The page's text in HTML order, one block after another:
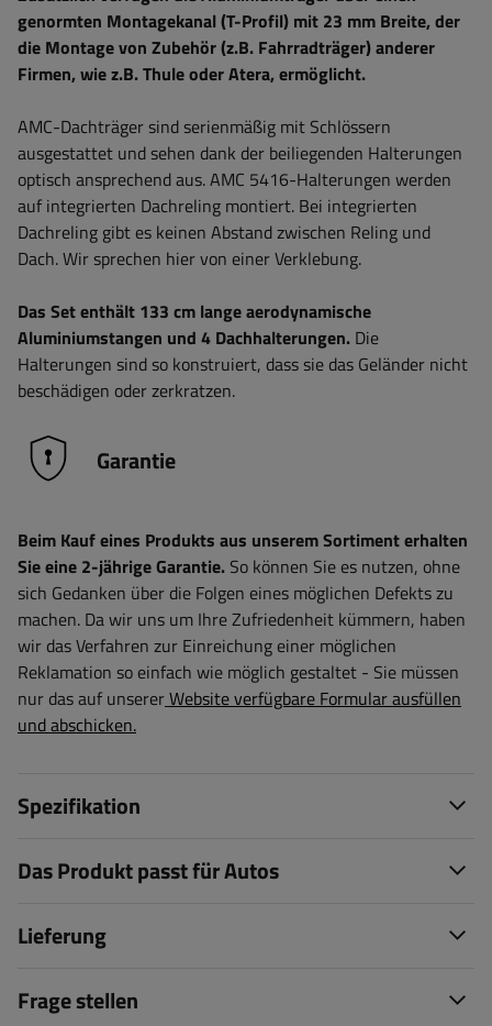
genormten Montagekanal (T-Profil) mit 23 mm Breite, der
die Montage von Zubehör (z.B. Fahrradträger) anderer
Firmen, wie z.B. Thule oder Atera, ermöglicht.
AMC-Dachträger sind serienmäßig mit Schlössern
ausgestattet und sehen dank der beiliegenden Halterungen
optisch ansprechend aus. AMC 5416-Halterungen werden
auf integrierten Dachreling montiert. Bei integrierten
Dachreling gibt es keinen Abstand zwischen Reling und
Dach. Wir sprechen hier von einer Verklebung.
Das Set enthält 133 cm lange aerodynamische
Aluminiumstangen und 4 Dachhalterungen. Die
Halterungen sind so konstruiert, dass sie das Geländer nicht
beschädigen oder zerkratzen.
Garantie
Beim Kauf eines Produkts aus unserem Sortiment erhalten
Sie eine 2-jährige Garantie. So können Sie es nutzen, ohne
sich Gedanken über die Folgen eines möglichen Defekts zu
machen. Da wir uns um Ihre Zufriedenheit kümmern, haben
wir das Verfahren zur Einreichung einer möglichen
Reklamation so einfach wie möglich gestaltet - Sie müssen
nur das auf unsererWebsite verfügbare Formular ausfüllen
und abschicken.
Spezifikation
Das Produkt passt für Autos
Lieferung
Frage stellen